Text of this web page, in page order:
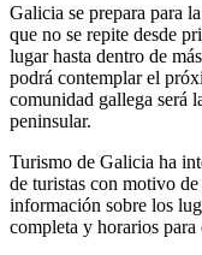
Galicia se prepara para
que no se repite desde
lugar hasta dentro de
podrá contemplar el
comunidad gallega será
peninsular.
Turismo de Galicia ha
de turistas con motivo
información sobre los
completa y horarios